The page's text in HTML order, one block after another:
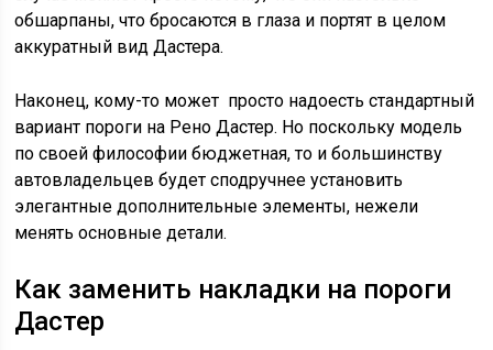
обшарпаны, что бросаются в глаза и портят в целом
аккуратный вид Дастера.
Наконец, кому-то может просто надоесть стандартный
вариант пороги на Рено Дастер. Но поскольку модель
по своей философии бюджетная, то и большинству
автовладельцев будет сподручнее установить
элегантные дополнительные элементы, нежели
менять основные детали.
Как заменить накладки на пороги
Дастер